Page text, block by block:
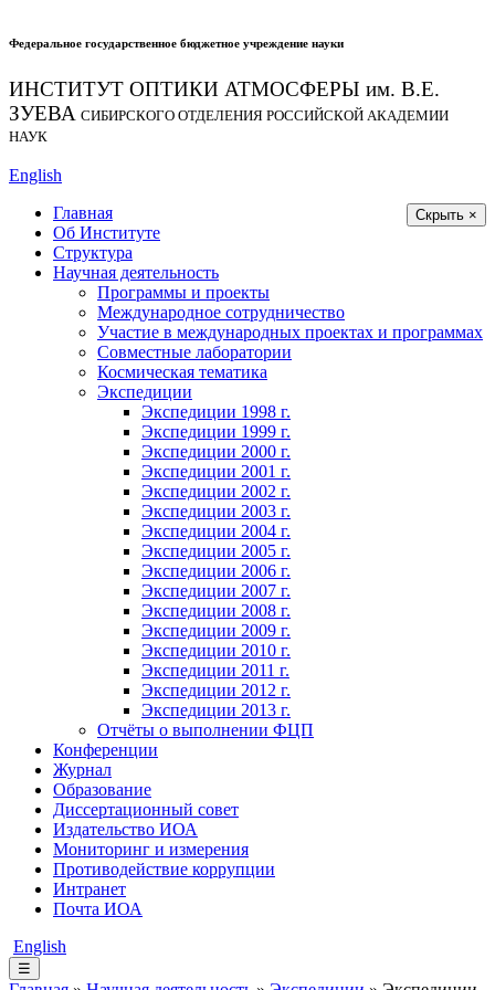
Федеральное государственное бюджетное учреждение науки
ИНСТИТУТ ОПТИКИ АТМОСФЕРЫ им. В.Е.
ЗУЕВА СИБИРСКОГО ОТДЕЛЕНИЯ РОССИЙСКОЙ АКАДЕМИИ
НАУК
English
Скрыть ×
Главная
Об Институте
Структура
Научная деятельность
Программы и проекты
Международное сотрудничество
Участие в международных проектах и программах
Совместные лаборатории
Космическая тематика
Экспедиции
Экспедиции 1998 г.
Экспедиции 1999 г.
Экспедиции 2000 г.
Экспедиции 2001 г.
Экспедиции 2002 г.
Экспедиции 2003 г.
Экспедиции 2004 г.
Экспедиции 2005 г.
Экспедиции 2006 г.
Экспедиции 2007 г.
Экспедиции 2008 г.
Экспедиции 2009 г.
Экспедиции 2010 г.
Экспедиции 2011 г.
Экспедиции 2012 г.
Экспедиции 2013 г.
Отчёты о выполнении ФЦП
Конференции
Журнал
Образование
Диссертационный совет
Издательство ИОА
Мониторинг и измерения
Противодействие коррупции
Интранет
Почта ИОА
English
☰